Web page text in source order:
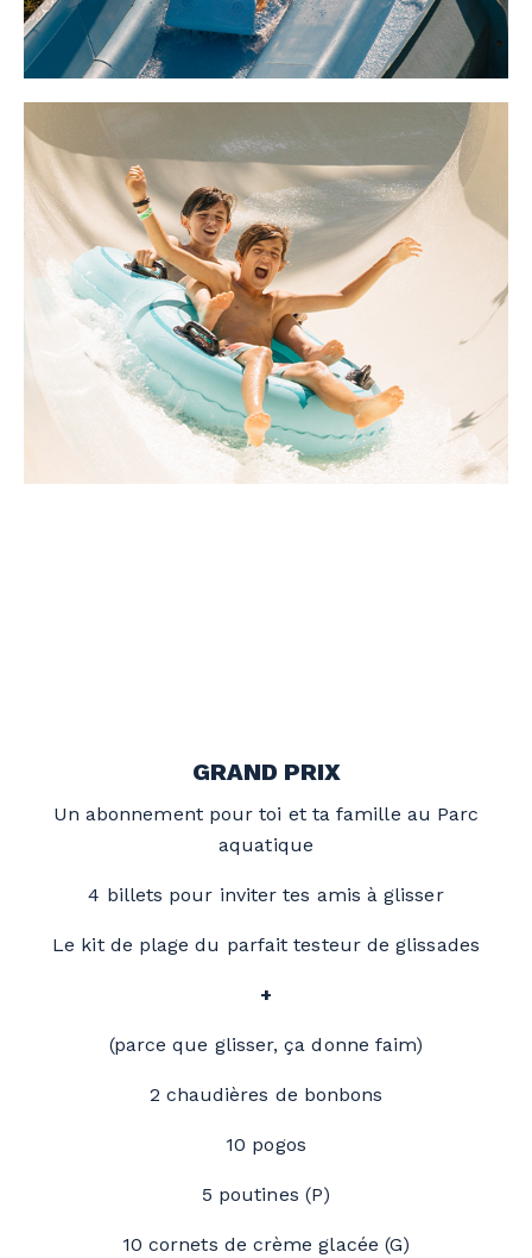
GRAND PRIX
Un abonnement pour toi et ta famille au Parc
aquatique
4 billets pour inviter tes amis à glisser
Le kitde plage du parfait testeur de glissades
+
(parce que glisser, ça donne faim)
2 chaudières de bonbons
10 pogos
5 poutines (P)
10 cornets de crème glacée (G)